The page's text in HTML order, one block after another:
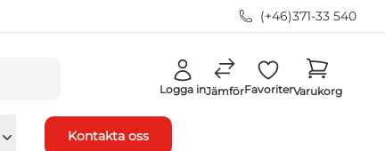
(+46)371-33 540
Logga inJämförFavoriterVarukorg
Kontakta oss